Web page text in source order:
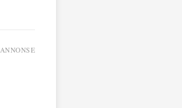
ANNONSE